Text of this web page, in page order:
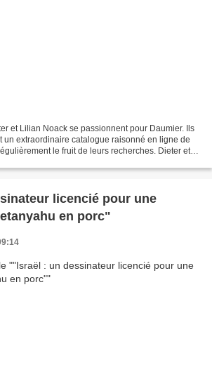
et Lilian Noack se passionnent pour Daumier. Ils
un extraordinaire catalogue raisonné en ligne de
le fruit de leurs recherches. Dieter et
licencié pour une
en porc"